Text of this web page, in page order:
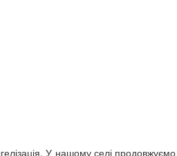
У нашому селі продовжуємо